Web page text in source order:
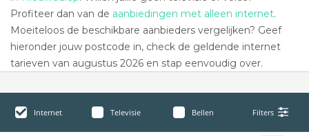
Profiteer dan van de aanbiedingen met alleen internet.
Moeiteloos de beschikbare aanbieders vergelijken? Geef
hieronder jouw postcode in, check de geldende internet
tarieven van augustus 2026 en stap eenvoudig over.
Internet Televisie Bellen Filters